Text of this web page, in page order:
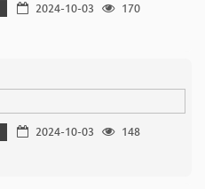
2024-10-03
170
2024-10-03
148